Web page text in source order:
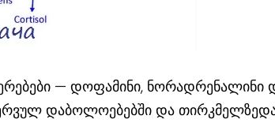
— დოფამინი, ნორადრენალინი
დაბოლოებებში და